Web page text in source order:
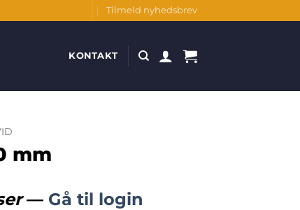
Tilmeld nyhedsbrev
KONTAKT
mm
— Gå til login